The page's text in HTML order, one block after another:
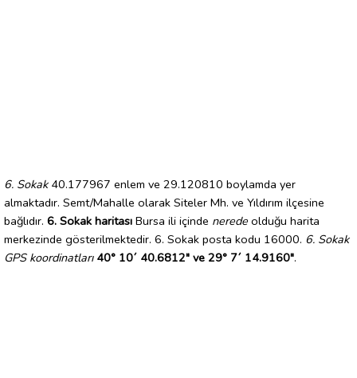
6. Sokak40.177967 enlem ve 29.120810 boylamda yer
almaktadır. Semt/Mahalle olarak Siteler Mh. ve Yıldırım ilçesine
bağlıdır. 6. Sokak haritası Bursa ili içinde nerede olduğu harita
merkezinde gösterilmektedir. 6. Sokak posta kodu 16000. 6. Sokak
GPS koordinatları 40° 10´ 40.6812" ve 29° 7´ 14.9160".